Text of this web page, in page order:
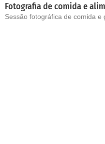
Fotografia de comida e
Sessão fotográfica de comida e